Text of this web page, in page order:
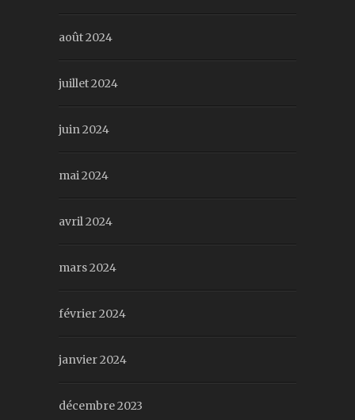
août 2024
juillet 2024
juin 2024
mai 2024
avril 2024
mars 2024
février 2024
janvier 2024
décembre 2023